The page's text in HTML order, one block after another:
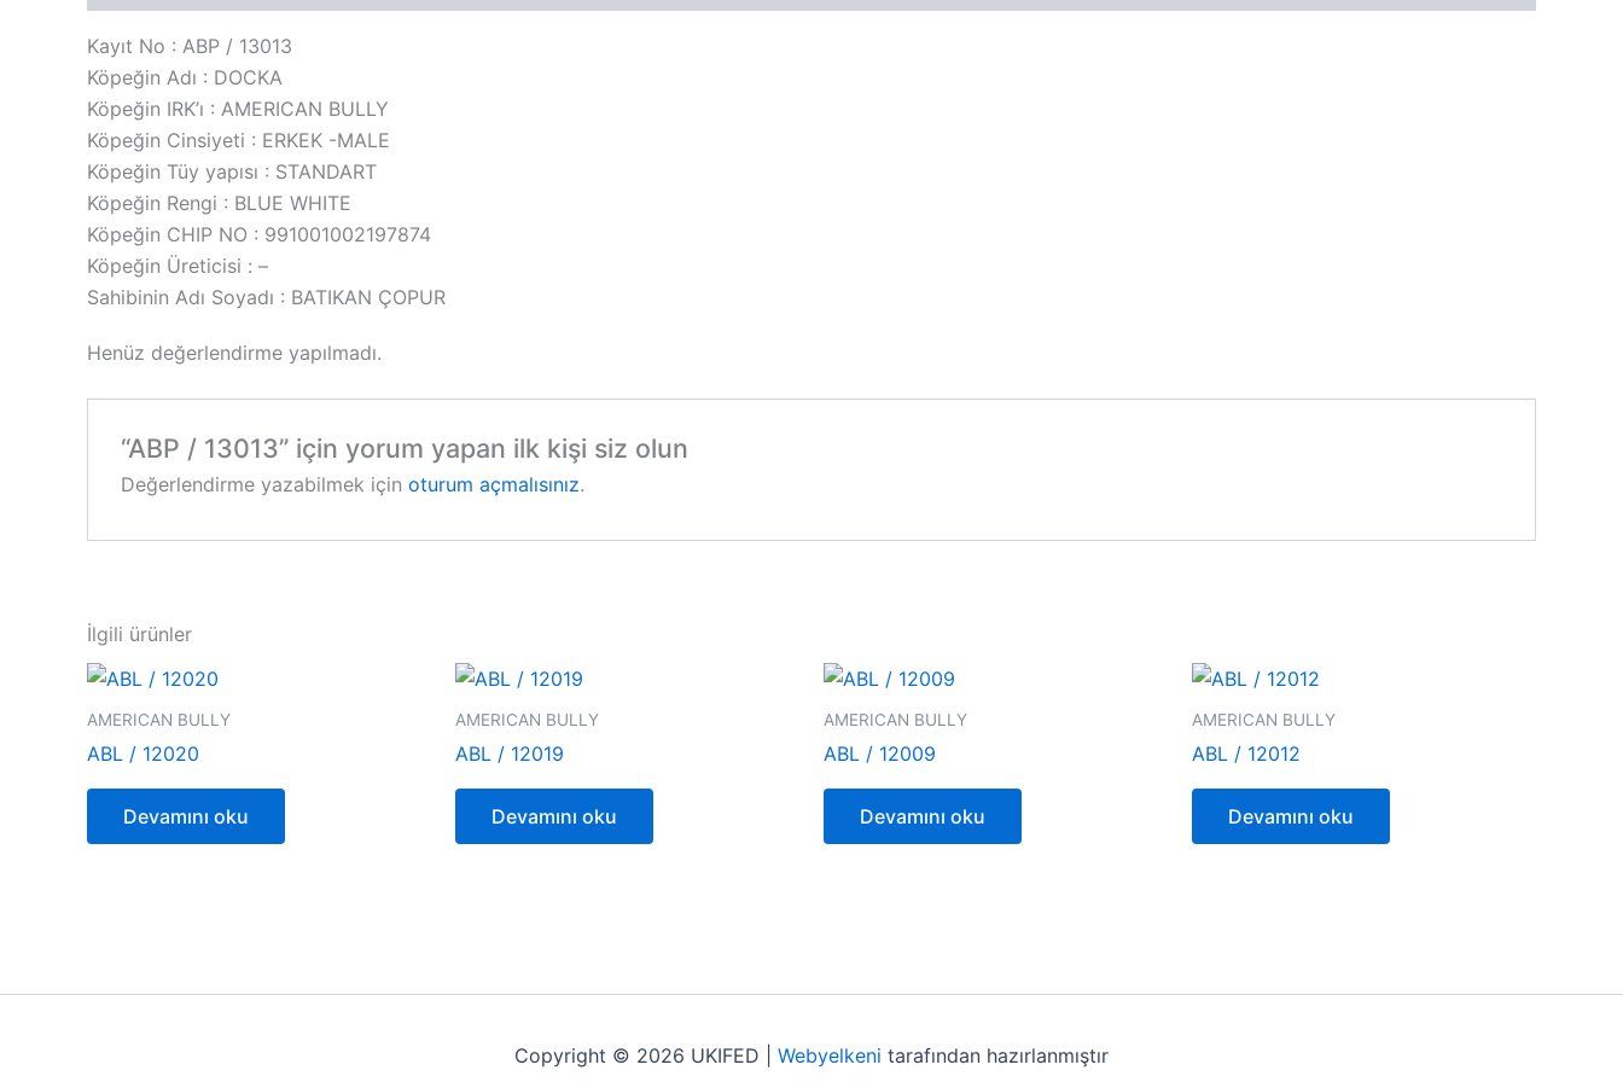
Kayıt No : ABP / 13013
Köpeğin Adı : DOCKA
Köpeğin IRK’ı : AMERICAN BULLY
Köpeğin Cinsiyeti : ERKEK -MALE
Köpeğin Tüy yapısı : STANDART
Köpeğin Rengi : BLUE WHITE
Köpeğin CHIP NO : 991001002197874
Köpeğin Üreticisi : –
Sahibinin Adı Soyadı : BATIKAN ÇOPUR
Henüz değerlendirme yapılmadı.
“ABP / 13013” için yorum yapan ilk kişi siz olun
Değerlendirme yazabilmek için oturum açmalısınız.
İlgili ürünler
AMERICAN BULLY
ABL / 12020
Devamını oku
AMERICAN BULLY
ABL / 12019
Devamını oku
AMERICAN BULLY
ABL / 12009
Devamını oku
AMERICAN BULLY
ABL / 12012
Devamını oku
Copyright © 2026 UKIFED | Webyelkeni tarafından hazırlanmıştır